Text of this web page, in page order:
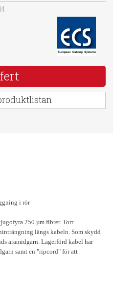
i rör
250 µm fibrer. Torr
längs kabeln. Som skydd
aramidgarn. Lagerförd kabel har
samt en "ripcord" för att